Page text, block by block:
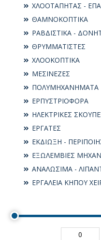
ΧΛΟΟΤΑΠΗΤΑΣ -
ΘΑΜΝΟΚΟΠΤΙΚΑ
ΡΑΒΔΙΣΤΙΚΑ -
ΘΡΥΜΜΑΤΙΣΤΕΣ
ΧΛΟΟΚΟΠΤΙΚΑ
ΜΕΣΙΝΕΖΕΣ
ΠΟΛΥΜΗΧΑΝΗΜΑΤΑ
ΕΡΠΥΣΤΡΙΟΦΟΡΑ
ΗΛΕΚΤΡΙΚΕΣ
ΕΡΓΑΤΕΣ
ΕΚΔΙΩΞΗ -
ΕΞΩΛΕΜΒΙΕΣ
ΑΝΑΛΩΣΙΜΑ -
ΕΡΓΑΛΕΙΑ ΚΗΠΟΥ